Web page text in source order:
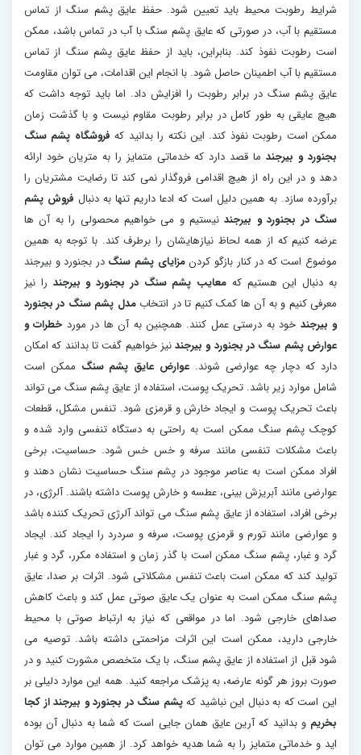
شرایط رطوبت محیط باید تعیین شود. حفظ عایق پشم سنگ از تماس
مستقیم با آب، در صورتی که عایق پشم سنگ با آب در تماس باشد، ممکن
است رطوبت نفوذ کند. بنابراین، باید از حفظ عایق پشم سنگ از تماس
مستقیم با آب اطمینان حاصل شود. با انجام این اقدامات، می توان مقاومت
عایق پشم سنگ در برابر رطوبت را افزایش داد. اما باید توجه داشت که
هیچ عایقی به طور کامل در برابر رطوبت مقاوم نیست و با گذشت زمان
ممکن است رطوبت نفوذ کند. این نکته را بدانید که فروشگاه پشم سنگ
بجنورد و بیرجندما قصد دارد که خدماتی متمایز را به متریان خود ارائه
دهد و در این راه از هیچ اقدامی فروگذار نمی کند تا رضایت مشتریان را
برآورده سازد. به همین دلیل است که ادعا داریم تنها به دنبال فروش پشم
سنگ در بجنورد و بیرجند نیستیم و می خواهیم محصولی را به آن ها
عرضه کنیم که از همه لحاظ نیازهایشان را برطرف کند. با توجه به همین
موضوع است که در کنار بازگو کردنمزایای پشم سنگدر بجنورد و بیرجند
به دنبال این هستیم که معایب پشم سنگ در بجنورد و بیرجند را نیز
معرفی کنیم و به آن ها کمک کنیم تا در انتخابمدل پشم سنگ در بجنورد
و بیرجند خود به درستی عمل کنند. همچنین به آن ها در مورد خطرات و
عوارض پشم سنگ در بجنورد و بیرجندنیز خواهیم گفت تا بدانند که امکان
دارد که دچار چه عوارضی شوند. عوارض عایق پشم سنگ ممکن است
شامل موارد زیر باشد. تحریک پوست، استفاده از عایق پشم سنگ می تواند
باعث تحریک پوست و ایجاد خارش و قرمزی شود. تنفس مشکل، قطعات
کوچک پشم سنگ ممکن است به راحتی به دستگاه تنفسی وارد شده و
باعث مشکلات تنفسی مانند سرفه و خس خس شود. حساسیت، برخی
افراد ممکن است به عناصر موجود در پشم سنگ حساسیت نشان دهند و
عوارضی مانند آبریزش بینی، عطسه و خارش پوست داشته باشند. آلرژی، در
برخی افراد، استفاده از عایق پشم سنگ می تواند آلرژی تحریک کننده باشد
و عوارضی مانند تورم و قرمزی پوست، سرفه و سردرد را ایجاد کند. ایجاد
گرد و غبار، پشم سنگ ممکن است با گذر زمان و استفاده مکرر، گرد و غبار
تولید کند که ممکن است باعث تنفس مشکلاتی شود. اثرات بر صدا، عایق
پشم سنگ ممکن است به عنوان یک عایق صوتی عمل کند و باعث کاهش
صداهای خارجی شود. اما در مواقعی که نیاز به ارتباط صوتی با محیط
خارجی دارید، ممکن است این اثرات مزاحمتی داشته باشد. توصیه می
شود قبل از استفاده از عایق پشم سنگ، با یک متخصص مشورت کنید و در
صورت بروز هر گونه عارضه، به پزشک مراجعه کنید. همه این موارد دلیلی بر
این است که به دنبال این نباشید کهپشم سنگ در بجنورد و بیرجند از کجا
بخریم و بدانید که آرین عایق همان جایی است که شما به دنبال آن بوده
اید و خدماتی متمایز را به شما هدیه خواهد کرد. از همین موارد می توان